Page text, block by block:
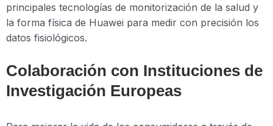
principales tecnologías de monitorización de la salud y
la forma física de Huawei para medir con precisión los
datos fisiológicos.
Colaboración con Instituciones de
Investigación Europeas